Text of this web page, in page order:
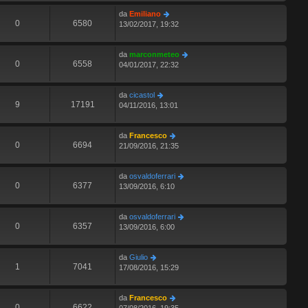
0 6580
da Emiliano
13/02/2017, 19:32
0 6558
da marconmeteo
04/01/2017, 22:32
9 17191
da cicastol
04/11/2016, 13:01
0 6694
da Francesco
21/09/2016, 21:35
0 6377
da osvaldoferrari
13/09/2016, 6:10
0 6357
da osvaldoferrari
13/09/2016, 6:00
1 7041
da Giulio
17/08/2016, 15:29
da Francesco